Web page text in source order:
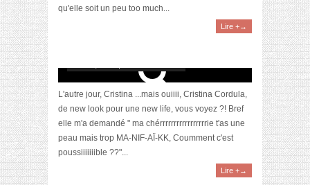
qu'elle soit un peu too much...
Lire +→
Routine soin visage qui te ruine, et son
L'autre jour, Cristina ...mais ouiiii, Cristina Cordula,
de new look pour une new life, vous voyez ?! Bref
elle m'a demandé " ma chérrrrrrrrrrrrrrrrrie t'as une
peau mais trop MA-NIF-AÏ-KK, Coumment c'est
poussiiiiiiible ??"...
Lire +→